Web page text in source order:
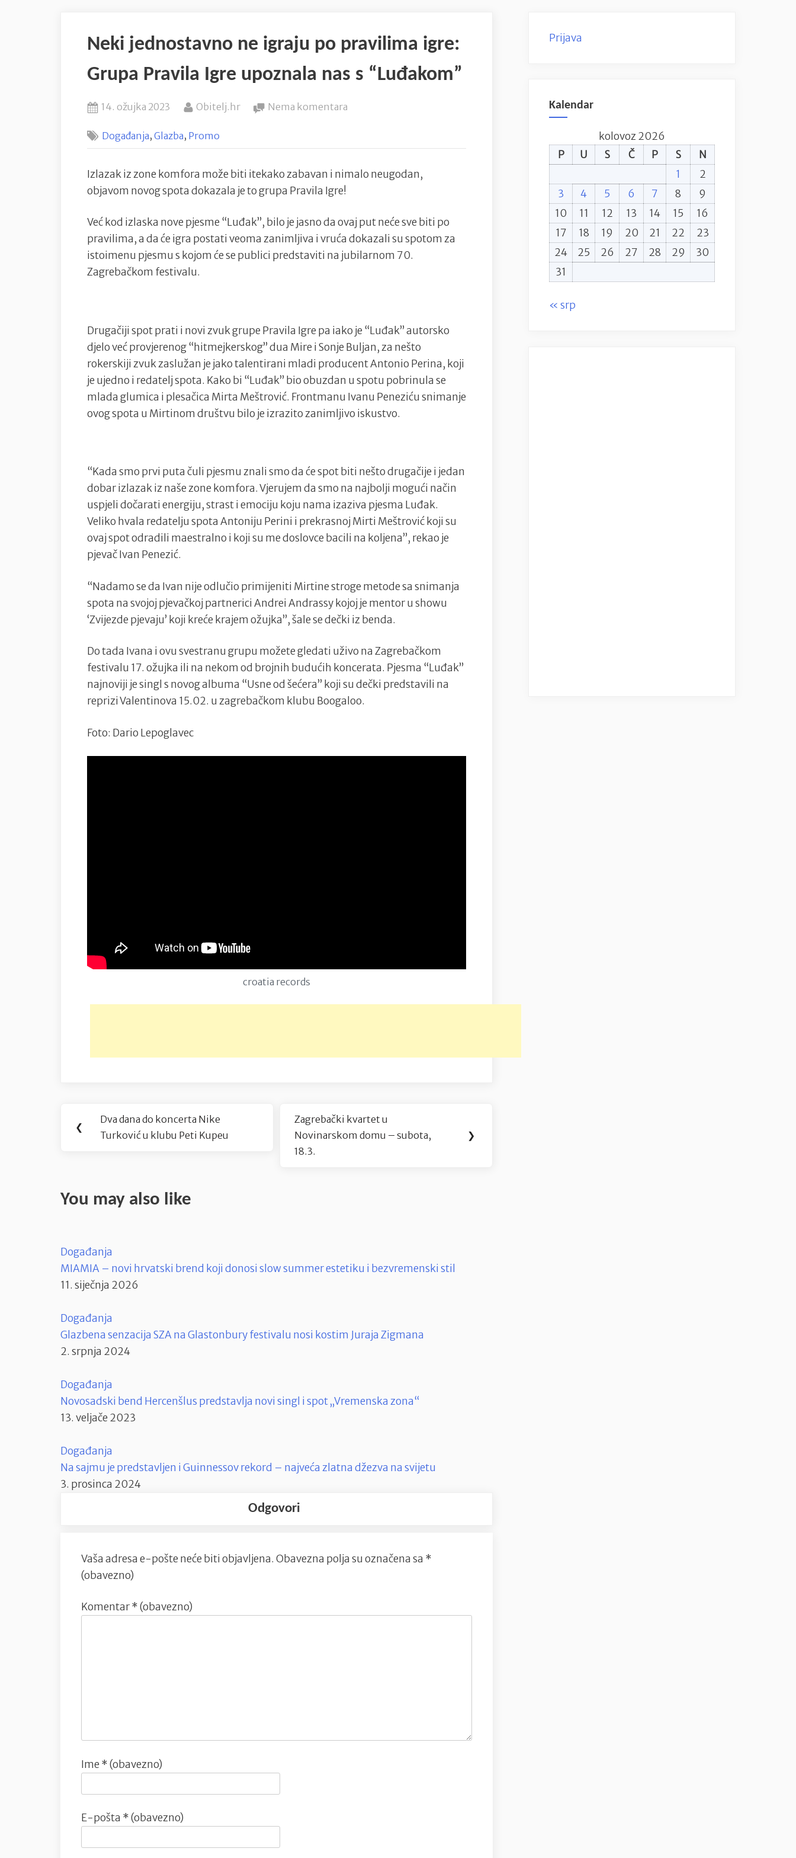
Neki jednostavno ne igraju po pravilima igre:
Grupa Pravila Igre upoznala nas s “Luđakom”
Posted
14. ožujka 2023 By
Obitelj.hr Nema komentara
igraju
igre:
Grupa
Pravila
“Luđakom”
Događanja,Glazba, Promo
Izlazak iz zone komfora može biti itekako zabavan i nimalo neugodan,
objavom novog spota dokazala je to grupa Pravila Igre!
Već kod izlaska nove pjesme “Luđak”, bilo je jasno da ovaj put neće sve biti po
pravilima, a da će igra postati veoma zanimljiva i vruća dokazali su spotom za
istoimenu pjesmu s kojom će se publici predstaviti na jubilarnom 70.
Zagrebačkom festivalu.
Drugačiji spot prati i novi zvuk grupe Pravila Igre pa iako je “Luđak” autorsko
djelo već provjerenog “hitmejkerskog” dua Mire i Sonje Buljan, za nešto
rokerskiji zvuk zaslužan je jako talentirani mladi producent Antonio Perina, koji
je ujedno i redatelj spota. Kako bi “Luđak” bio obuzdan u spotu pobrinula se
mlada glumica i plesačica Mirta Meštrović. Frontmanu Ivanu Peneziću snimanje
ovog spota u Mirtinom društvu bilo je izrazito zanimljivo iskustvo.
“Kada smo prvi puta čuli pjesmu znali smo da će spot biti nešto drugačije i jedan
dobar izlazak iz naše zone komfora. Vjerujem da smo na najbolji mogući način
uspjeli dočarati energiju, strast i emociju koju nama izaziva pjesma Luđak.
Veliko hvala redatelju spota Antoniju Perini i prekrasnoj Mirti Meštrović koji su
ovaj spot odradili maestralno i koji su me doslovce bacili na koljena”, rekao je
pjevač Ivan Penezić.
“Nadamo se da Ivan nije odlučio primijeniti Mirtine stroge metode sa snimanja
spota na svojoj pjevačkoj partnerici Andrei Andrassy kojoj je mentor u showu
‘Zvijezde pjevaju’ koji kreće krajem ožujka”, šale se dečki iz benda.
Do tada Ivana i ovu svestranu grupu možete gledati uživo na Zagrebačkom
festivalu 17. ožujka ili na nekom od brojnih budućih koncerata. Pjesma “Luđak”
najnoviji je singl s novog albuma “Usne od šećera” koji su dečki predstavili na
reprizi Valentinova 15.02. u zagrebačkom klubu Boogaloo.
Foto: Dario Lepoglavec
croatia records
Navigacija
objava
❮
Previous
Post:
Dva dana do koncerta Nike
Turković u klubu Peti Kupeu
Next
Post:
Zagrebački kvartet u
Novinarskom domu – subota,
18.3.
❯
You may also like
Događanja
MIAMIA – novi hrvatski brend koji donosi slow summer estetiku i bezvremenski stil
11. siječnja 2026
Događanja
Glazbena senzacija SZA na Glastonbury festivalu nosi kostim Juraja Zigmana
2. srpnja 2024
Događanja
Novosadski bend Hercenšlus predstavlja novi singl i spot „Vremenska zona“
13. veljače 2023
Događanja
Na sajmu je predstavljen i Guinnessov rekord – najveća zlatna džezva na svijetu
3. prosinca 2024
Odgovori
Vaša adresa e-pošte neće biti objavljena. Obavezna polja su označena sa *
(obavezno)
Komentar* (obavezno)
Ime * (obavezno)
E-pošta * (obavezno)
Prijava
Kalendar
kolovoz 2026
P
U S Č P S
N
1
2
3
4 5 6 7 8
9
10
11 12 13 14 15
16
17
18 19 20 21 22
23
24
25 26 27 28 29
30
31
« srp